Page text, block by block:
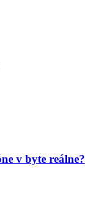
v byte reálne?